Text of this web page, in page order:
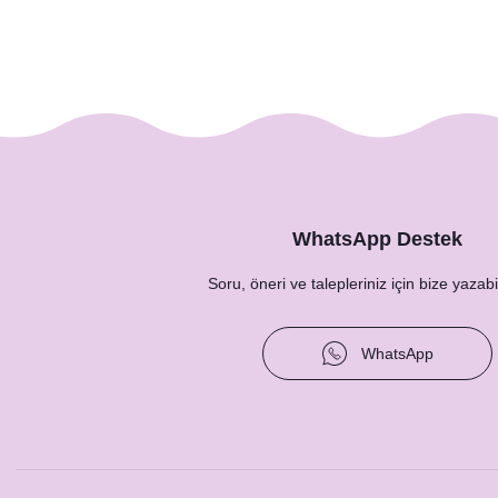
65,00 TL
WhatsApp Destek
Soru, öneri ve talepleriniz için bize
WhatsApp